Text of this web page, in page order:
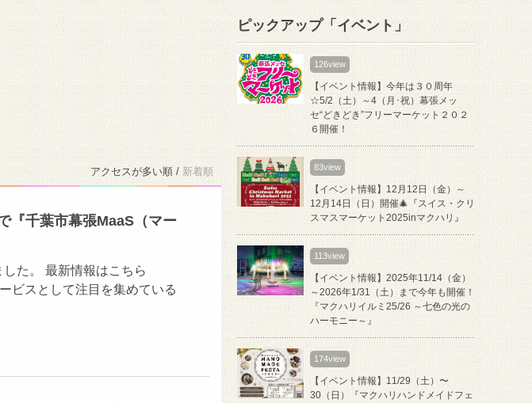
アクセスが多い順 / 新着順
『千葉市幕張MaaS（マー
た。 最新情報はこちら
ビスとして注目を集めている
ピックアップ「イベント」
126view
【イベント情報】今年は３０周年
☆5/2（土）～4（月･祝）幕張メッ
セ“どきどき”フリーマーケット２０２
６開催！
83view
【イベント情報】12月12日（金）～
12月14日（日）開催🎄『スイス・クリ
スマスマーケット2025inマクハリ』
113view
【イベント情報】2025年11/14（金）
～2026年1/31（土）まで今年も開催！
『マクハリイルミ25/26 ～七色の光の
ハーモニー～』
174view
【イベント情報】11/29（土）〜
30（日）『マクハリハンドメイドフェ